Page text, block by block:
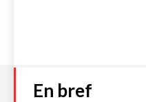
En bref